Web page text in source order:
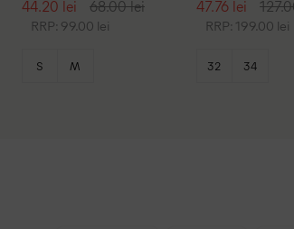
44.20 lei 68.00 lei
RRP: 99.00 lei
S M
47.76 lei
RRP: 199.00 lei
32 34